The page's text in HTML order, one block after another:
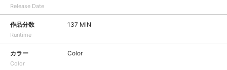
Release Date
作品分数
Runtime
137 MIN
カラー
Color
Color